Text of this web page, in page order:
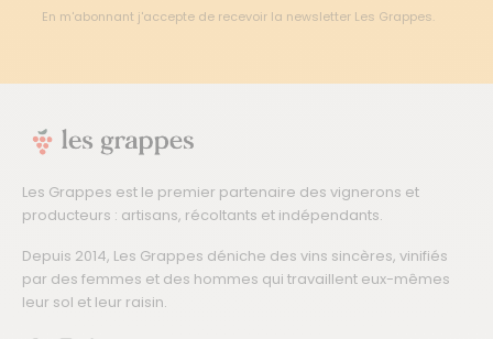
En m'abonnant j'accepte de recevoir la newsletter Les Grappes.
Les Grappes est le premier partenaire des vignerons et
producteurs : artisans, récoltants et indépendants.
Depuis 2014, Les Grappes déniche des vins sincères, vinifiés
par des femmes et des hommes qui travaillent eux-mêmes
leur sol et leur raisin.